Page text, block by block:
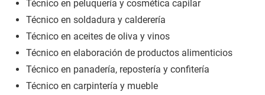
Técnico en peluquería y cosmética capilar
Técnico en soldadura y calderería
Técnico en aceites de oliva y vinos
Técnico en elaboración de productos alimenticios
Técnico en panadería, repostería y confitería
Técnico en carpintería y mueble